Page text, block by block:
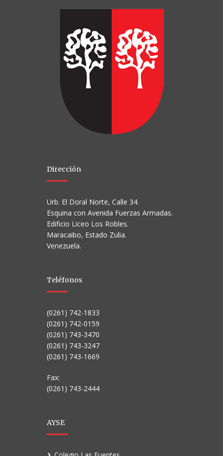
Dirección
Urb. El Doral Norte, Calle 34.
Esquina con Avenida Fuerzas Armadas.
Edificio Liceo Los Robles.
Maracaibo, Estado Zulia.
Venezuela.
Teléfonos
(0261) 742-1833
(0261) 742-0159
(0261) 743-3470
(0261) 743-3247
(0261) 743-1669
Fax:
(0261) 743-2444
AYSE